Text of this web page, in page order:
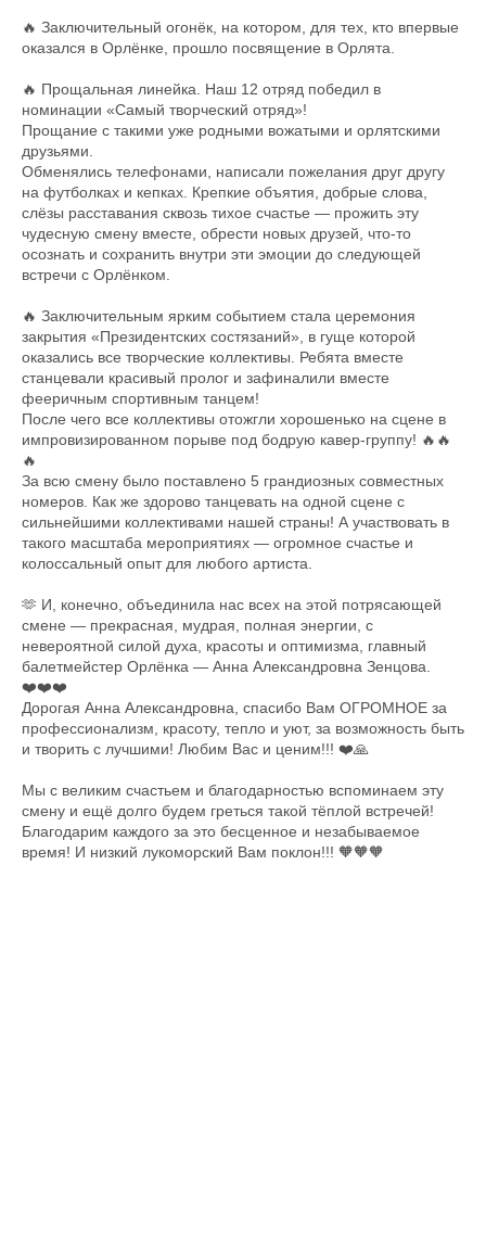
🔥 Заключительный огонёк, на котором, для тех, кто впервые
оказался в Орлёнке, прошло посвящение в Орлята.
🔥 Прощальная линейка. Наш 12 отряд победил в
номинации «Самый творческий отряд»!
Прощание с такими уже родными вожатыми и орлятскими
друзьями.
Обменялись телефонами, написали пожелания друг другу
на футболках и кепках. Крепкие объятия, добрые слова,
слёзы расставания сквозь тихое счастье — прожить эту
чудесную смену вместе, обрести новых друзей, что-то
осознать и сохранить внутри эти эмоции до следующей
встречи с Орлёнком.
🔥 Заключительным ярким событием стала церемония
закрытия «Президентских состязаний», в гуще которой
оказались все творческие коллективы. Ребята вместе
станцевали красивый пролог и зафиналили вместе
фееричным спортивным танцем!
После чего все коллективы отожгли хорошенько на сцене в
импровизированном порыве под бодрую кавер-группу! 🔥🔥
🔥
За всю смену было поставлено 5 грандиозных совместных
номеров. Как же здорово танцевать на одной сцене с
сильнейшими коллективами нашей страны! А участвовать в
такого масштаба мероприятиях — огромное счастье и
колоссальный опыт для любого артиста.
🫶 И, конечно, объединила нас всех на этой потрясающей
смене — прекрасная, мудрая, полная энергии, с
невероятной силой духа, красоты и оптимизма, главный
балетмейстер Орлёнка — Анна Александровна Зенцова.
❤️❤️❤️
Дорогая Анна Александровна, спасибо Вам ОГРОМНОЕ за
профессионализм, красоту, тепло и уют, за возможность быть
и творить с лучшими! Любим Вас и ценим!!! ❤️🙏
Мы с великим счастьем и благодарностью вспоминаем эту
смену и ещё долго будем греться такой тёплой встречей!
Благодарим каждого за это бесценное и незабываемое
время! И низкий лукоморский Вам поклон!!! 🧡🧡🧡